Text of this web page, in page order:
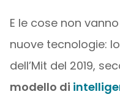
E le cose non
nuove tecnologie:
dell’Mit del 2019,
modello di